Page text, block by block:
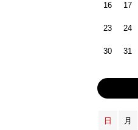
16 17
23 24
30 31
日 月